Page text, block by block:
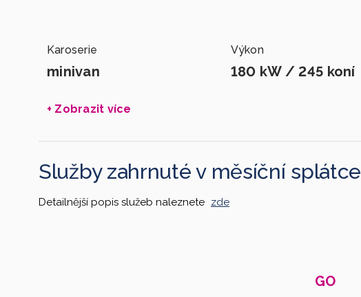
Karoserie
minivan
Výkon
180 kW / 245 koní
+ Zobrazit více
Služby zahrnuté v měsíční splátce
Detailnější popis služeb naleznete zde
GO